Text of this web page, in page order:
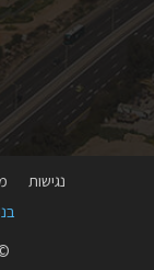
נגישות